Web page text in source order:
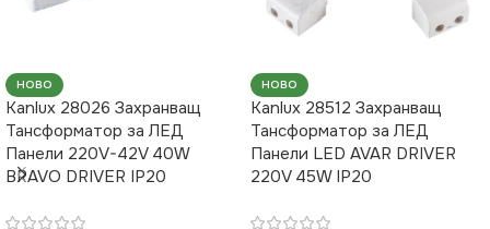
НОВО
Kanlux 28026 Захранващ
Тансформатор за ЛЕД
Панели 220V-42V 40W
BRAVO DRIVER IP20
НОВО
Kanlux 28512 Захранващ
Тансформатор за ЛЕД
Панели LED AVAR DRIVER
220V 45W IP20